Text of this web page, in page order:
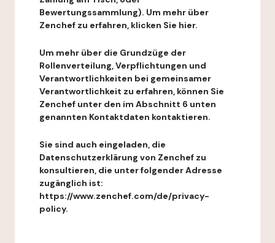
Bewertungssammlung). Um mehr über
Zenchef zu erfahren, klicken Sie hier.
Um mehr über die Grundzüge der
Rollenverteilung, Verpflichtungen und
Verantwortlichkeiten bei gemeinsamer
Verantwortlichkeit zu erfahren, können Sie
Zenchef unter den im Abschnitt 6 unten
genannten Kontaktdaten kontaktieren.
Sie sind auch eingeladen, die
Datenschutzerklärung von Zenchef zu
konsultieren, die unter folgender Adresse
zugänglich ist:
https://www.zenchef.com/de/privacy-
policy.